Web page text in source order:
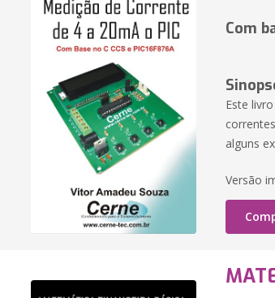
Com
Este
alguns
Versão